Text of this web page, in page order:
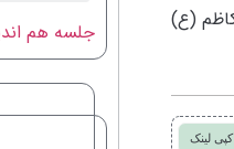
موسی کاظم (ع)
کپی لینک
جلسه هم